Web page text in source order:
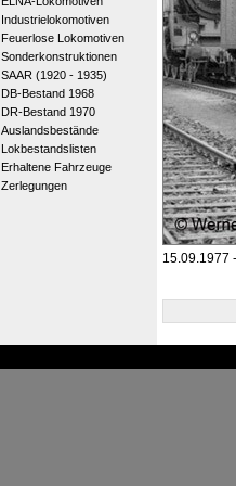
Industrielokomotiven
Feuerlose Lokomotiven
Sonderkonstruktionen
SAAR (1920 - 1935)
DB-Bestand 1968
DR-Bestand 1970
Auslandsbestände
Lokbestandslisten
Erhaltene Fahrzeuge
Zerlegungen
15.09.1977